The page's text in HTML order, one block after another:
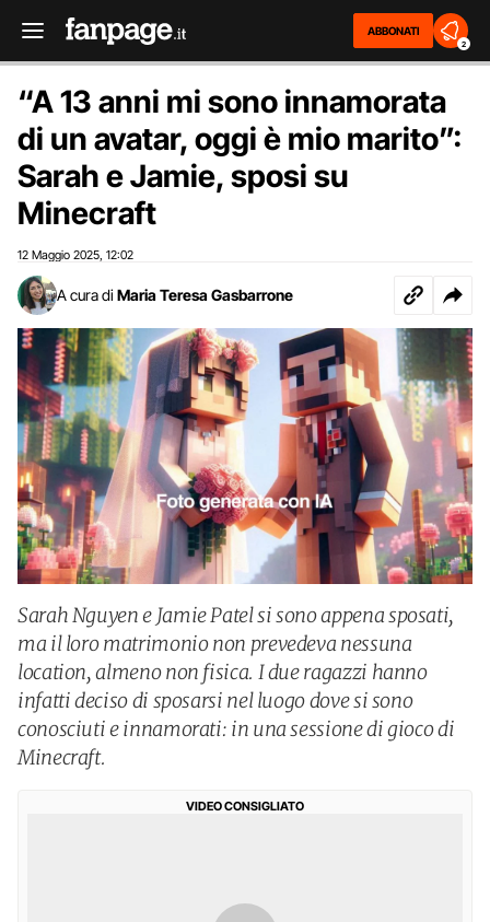
ABBONATI
2
“A 13 anni mi sono innamorata
di un avatar, oggi è mio marito”:
Sarah e Jamie, sposi su
Minecraft
12 Maggio 2025 12:02
A cura di Maria Teresa Gasbarrone
Sarah Nguyen e Jamie Patel si sono appena sposati,
ma il loro matrimonio non prevedeva nessuna
location, almeno non fisica. I due ragazzi hanno
infatti deciso di sposarsi nel luogo dove si sono
conosciuti e innamorati: in una sessione di gioco di
Minecraft.
VIDEO CONSIGLIATO